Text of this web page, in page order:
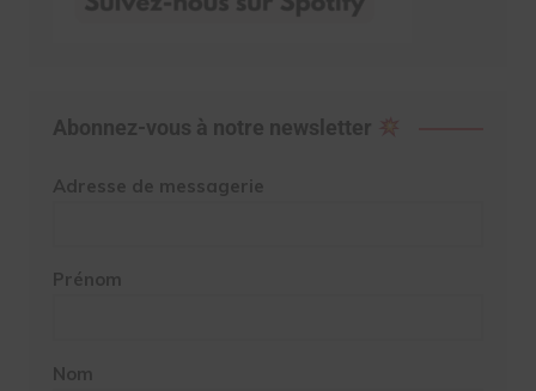
Abonnez-vous à notre newsletter
Adresse de messagerie
Prénom
Nom